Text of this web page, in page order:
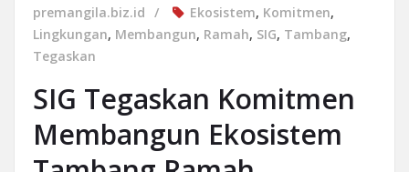
premangila.biz.id
Ekosistem, Komitmen,
Lingkungan, Membangun, Ramah, SIG, Tambang,
Tegaskan
SIG Tegaskan Komitmen
Membangun Ekosistem